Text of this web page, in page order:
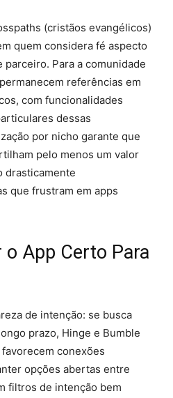
(cristãos evangélicos)
quem considera fé aspecto
Para a comunidade
referências em
com funcionalidades
dessas
por nicho garante que
pelo menos um valor
drasticamente
que frustram em apps
o App Certo Para
de intenção: se busca
prazo, Hinge e Bumble
conexões
opções abertas entre
filtros de intenção bem